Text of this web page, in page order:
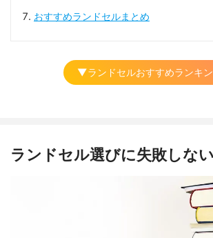
おすすめランドセルまとめ
▼ランドセルおすすめランキ
ランドセル選びに失敗しな